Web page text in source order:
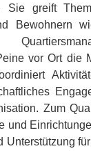
Sie greift
Bewohnern
vor Ort die
Zum
und
Unterstützung